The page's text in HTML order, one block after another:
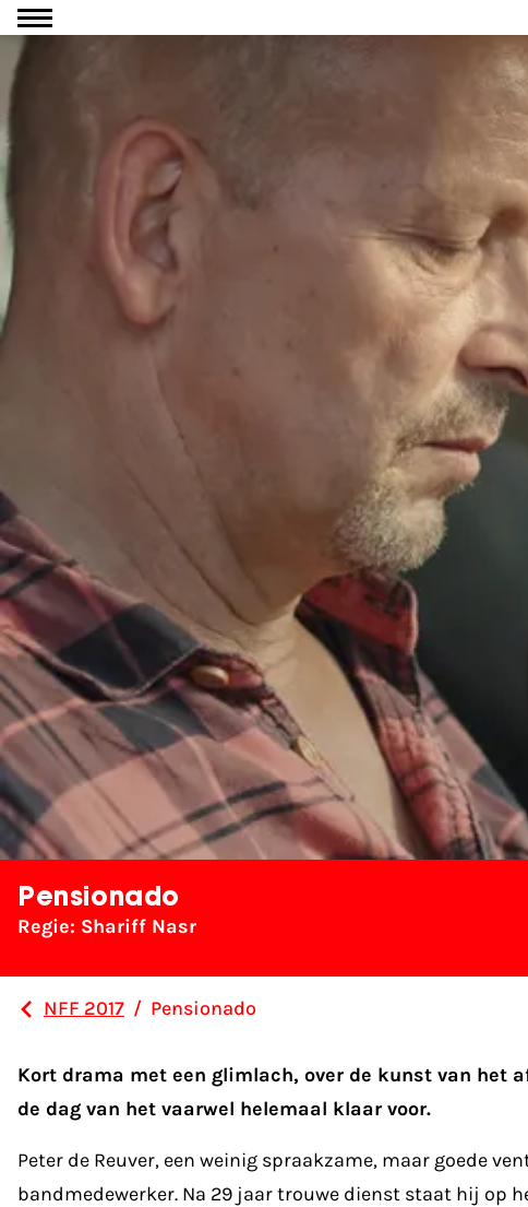
Ga naar inhoud
Pensionado
Regie: Shariff Nasr
NFF 2017 / Pensionado
Kort drama met een glimlach, over de kunst van het
de dag van het vaarwel helemaal klaar voor.
Peter de Reuver, een weinig spraakzame, maar goede
bandmedewerker. Na 29 jaar trouwe dienst staat hij op